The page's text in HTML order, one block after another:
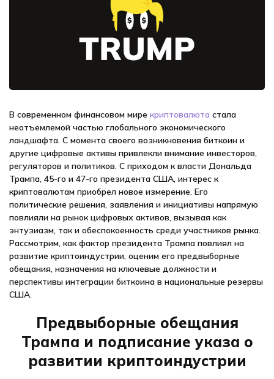
В современном финансовом мире криптовалюта стала
неотъемлемой частью глобального экономического
ландшафта. С момента своего возникновения биткоин и
другие цифровые активы привлекли внимание инвесторов,
регуляторов и политиков. С приходом к власти Дональда
Трампа, 45-го и 47-го президента США, интерес к
криптовалютам приобрел новое измерение. Его
политические решения, заявления и инициативы напрямую
повлияли на рынок цифровых активов, вызывая как
энтузиазм, так и обеспокоенность среди участников рынка.
Рассмотрим, как фактор президента Трампа повлиял на
развитие криптоиндустрии, оценим его предвыборные
обещания, назначения на ключевые должности и
перспективы интеграции биткоина в национальные резервы
США.
Предвыборные обещания
Трампа и подписание указа о
развитии криптоиндустрии